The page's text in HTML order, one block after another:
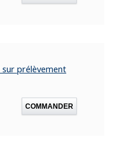
prélèvement
COMMANDER